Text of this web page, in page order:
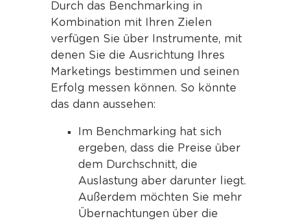
Durch das Benchmarking in
Kombination mit Ihren Zielen
verfügen Sie über Instrumente, mit
denen Sie die Ausrichtung Ihres
Marketings bestimmen und seinen
Erfolg messen können. So könnte
das dann aussehen:
Im Benchmarking hat sich
ergeben, dass die Preise über
dem Durchschnitt, die
Auslastung aber darunter liegt.
Außerdem möchten Sie mehr
Übernachtungen über die